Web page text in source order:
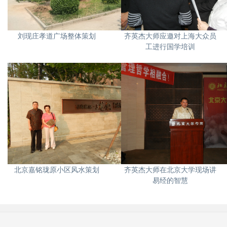
刘现庄孝道广场整体策划
齐英杰大师应邀对上海大众员
工进行国学培训
北京嘉铭珑原小区风水策划
齐英杰大师在北京大学现场讲
易经的智慧